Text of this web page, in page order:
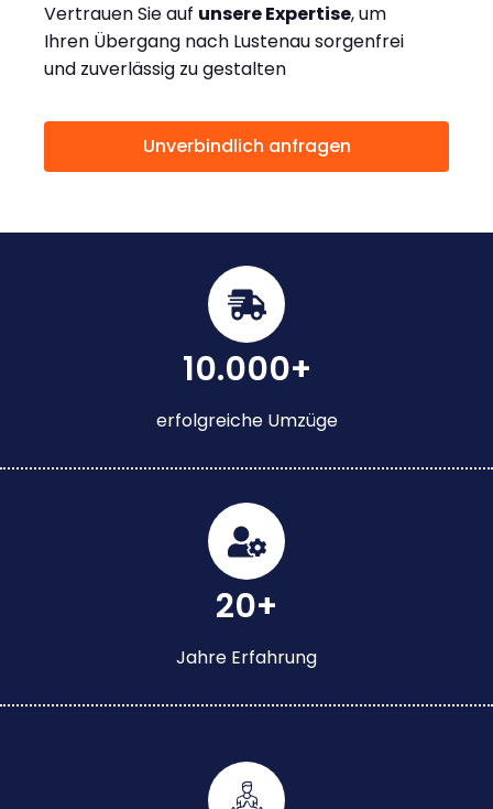
Vertrauen Sie auf unsere Expertise, um
Ihren Übergang nach Lustenau sorgenfrei
und zuverlässig zu gestalten
Unverbindlich anfragen
10.000+
erfolgreiche Umzüge
20+
Jahre Erfahrung